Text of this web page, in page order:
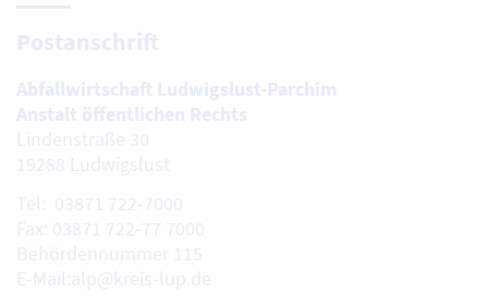
Postanschrift
Abfallwirtschaft Ludwigslust-Parchim
Anstalt öffentlichen Rechts
Lindenstraße 30
19288 Ludwigslust
Tel: 03871 722-7000
Fax: 03871 722-77 7000
Behördennummer 115
E-Mail:alp@kreis-lup.de